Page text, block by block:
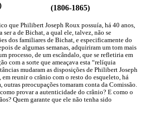
(1806-1865)
que Philibert Joseph Roux possuía, há 40 anos,
ser a de Bichat, a qual ele, talvez, não se
dos familiares de Bichat, e especificamente do
de algumas semanas, adquiriram um tom mais
processo, de um escândalo, que se refletiria em
com a sorte que ameaçava esta “relíquia
mudaram as disposições de Philibert Joseph
reunir o crânio com o resto do esqueleto, há
outras preocupações tomaram conta da Comissão.
provar a autenticidade do crânio? E como o
Quem garante que ele não tenha sido